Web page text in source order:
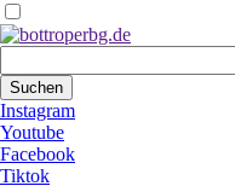
Suchen
Instagram
Youtube
Facebook
Tiktok